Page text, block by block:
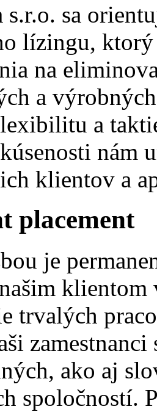
s.r.o. sa
lízingu,
na
a
a
nám
klientov a
placement
je
trvalých
ako aj
spoločností.